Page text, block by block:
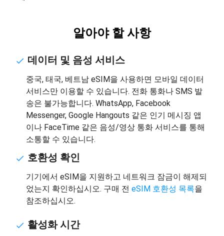
알아야 할 사항
데이터 및 음성 서비스
중국, 태국, 베트남 eSIM을 사용하면 모바일 데이터
서비스만 이용할 수 있습니다. 전화 통화나 SMS 발
송은 불가능합니다. WhatsApp, Facebook
Messenger, Google Hangouts 같은 인기 메시징 앱
이나 FaceTime 같은 음성/영상 통화 서비스를 통해
소통할 수 있습니다.
호환성 확인
기기에서 eSIM을 지원하고 네트워크 잠금이 해제되
었는지 확인하십시오. 구매 전 eSIM 호환성 목록을
참조하십시오.
활성화 시간